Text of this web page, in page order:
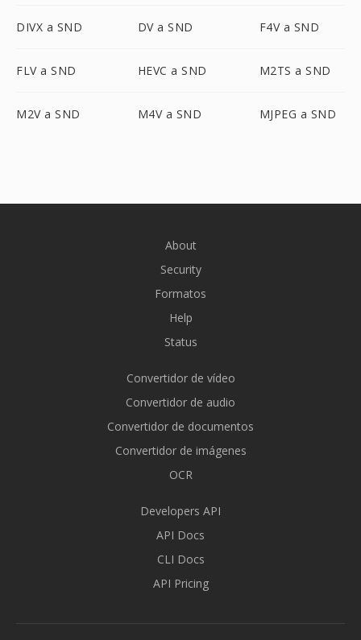
DIVX a SND DV a SND F4V a SND
FLV a SND HEVC a SND M2TS a SND
M2V a SND M4V a SND MJPEG a SND
About
Security
Formatos
Help
Status
Convertidor de vídeo
Convertidor de audio
Convertidor de documentos
Convertidor de imágenes
OCR
Developers API
API Docs
CLI Docs
API Pricing